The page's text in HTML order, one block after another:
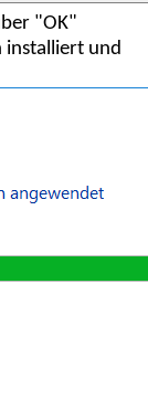
"OK"
installiert und